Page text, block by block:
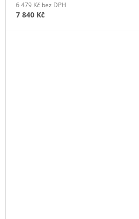
6 479 Kč bez DPH
7 840 Kč